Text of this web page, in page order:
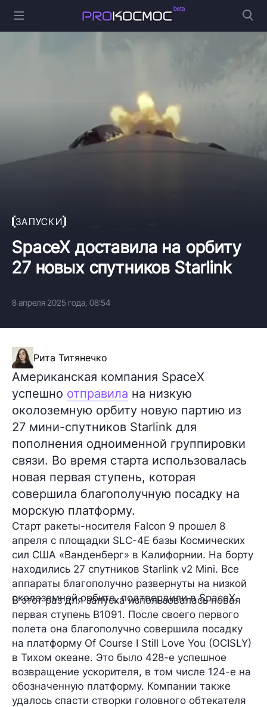
ЗАПУСКИ
SpaceX доставила на орбиту
27 новых спутников Starlink
8 апреля 2025 года, 08:54
Рита Титянечко
Американская компания SpaceX
успешно отправила на низкую
околоземную орбиту новую партию из
27 мини-спутников Starlink для
пополнения одноименной группировки
связи. Во время старта использовалась
новая первая ступень, которая
совершила благополучную посадку на
морскую платформу.
Старт ракеты-носителя Falcon 9 прошел 8
апреля с площадки SLC-4E базы Космических
сил США «Ванденберг» в Калифорнии. На борту
находились 27 спутников Starlink v2 Mini. Все
аппараты благополучно развернуты на низкой
околоземной орбите, подтвердили в SpaceX.
В этот раз для запуска использоваласьновая
первая ступень B1091. После своего первого
полета она благополучно совершила посадку
на платформу Of Course I Still Love You (OCISLY)
в Тихом океане. Это было 428-е успешное
возвращение ускорителя, в том числе 124-е на
обозначенную платформу. Компании также
удалось спасти створки головного обтекателя